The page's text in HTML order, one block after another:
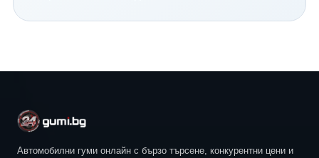
Автомобилни гуми онлайн с бързо търсене, конкурентни цени и